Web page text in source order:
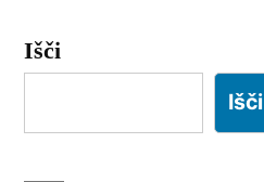
Išči
Išči